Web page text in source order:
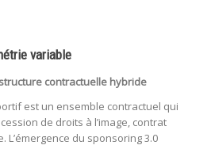
variable
contractuelle hybride
est un ensemble contractuel qui
de droits à l’image, contrat
L’émergence du sponsoring 3.0